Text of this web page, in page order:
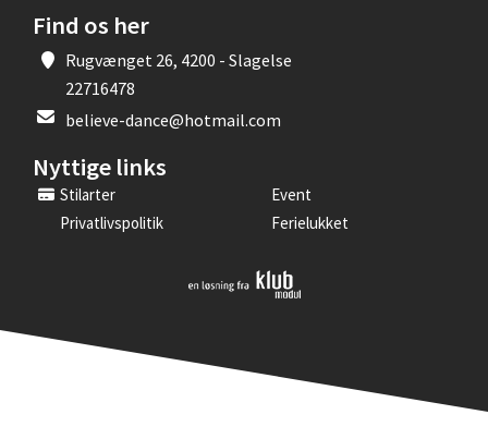
Find os her
Rugvænget 26, 4200 - Slagelse
22716478
believe-dance@hotmail.com
Nyttige links
Stilarter
Event
Privatlivspolitik
Ferielukket